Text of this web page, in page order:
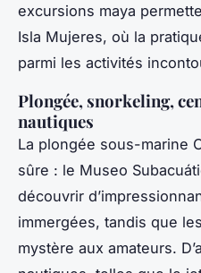
excursions maya
Isla Mujeres, où la
parmi les activités
Plongée, snorkeling,
nautiques
La plongée sous-marine
sûre : le Museo
découvrir
immergées, tandis que
mystère aux amateurs.